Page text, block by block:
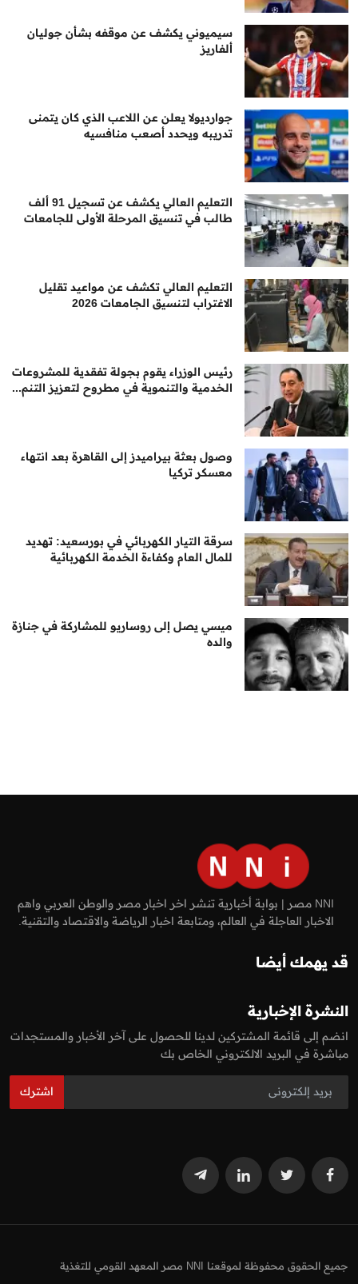
سيميوني يكشف عن موقفه بشأن جوليان
ألفاريز
جوارديولا يعلن عن اللاعب الذي كان يتمنى
تدريبه ويحدد أصعب منافسيه
التعليم العالي يكشف عن تسجيل 91 ألف
طالب في تنسيق المرحلة الأولى للجامعات
التعليم العالي تكشف عن مواعيد تقليل
الاغتراب لتنسيق الجامعات 2026
رئيس الوزراء يقوم بجولة تفقدية للمشروعات
الخدمية والتنموية في مطروح لتعزيز التنم...
وصول بعثة بيراميدز إلى القاهرة بعد انتهاء
معسكر تركيا
سرقة التيار الكهربائي في بورسعيد: تهديد
للمال العام وكفاءة الخدمة الكهربائية
ميسي يصل إلى روساريو للمشاركة في جنازة
والده
NNI مصر | بوابة أخبارية تنشر اخر اخبار مصر والوطن العربي واهم
الاخبار العاجلة في العالم، ومتابعة اخبار الرياضة والاقتصاد والتقنية.
قد يهمك أيضا
النشرة الإخبارية
انضم إلى قائمة المشتركين لدينا للحصول على آخر الأخبار والمستجدات
مباشرة في البريد الالكتروني الخاص بك
اشترك
جميع الحقوق محفوظة لموقعنا NNI مصر المعهد القومي للتغذية